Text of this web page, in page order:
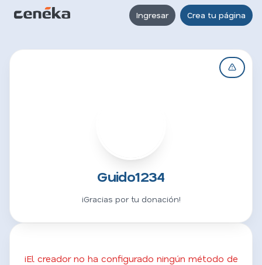
Ingresar Crea tu página
Guido1234
¡Gracias por tu donación!
¡El creador no ha configurado ningún método de